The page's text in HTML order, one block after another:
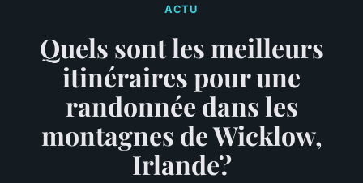
ACTU
Quels sont les meilleurs
itinéraires pour une
randonnée dans les
montagnes de Wicklow,
Irlande?